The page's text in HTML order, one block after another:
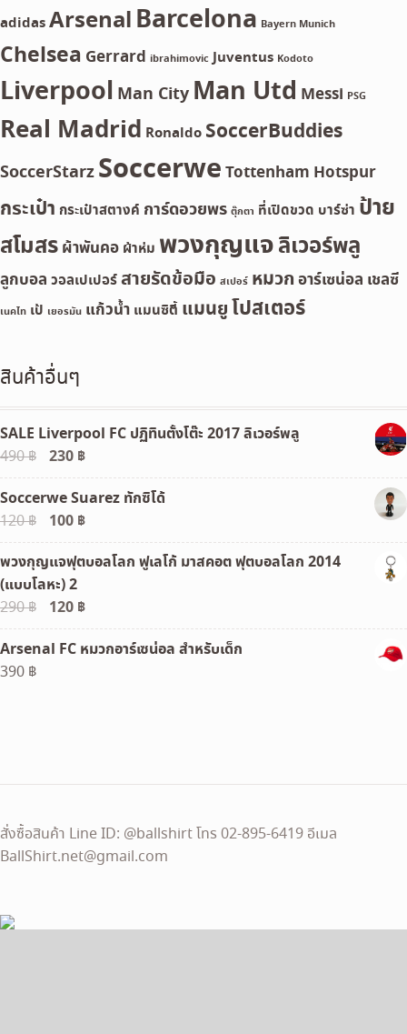
adidasArsenalBarcelona Bayern Munich
Chelsea Gerrard ibrahimovic Juventus Kodoto
Liverpool Man City Man Utd Messi PSG
Real Madrid Ronaldo SoccerBuddies
SoccerStarzSoccerwe Tottenham Hotspur
กระเป๋า กระเป๋าสตางค์ การ์ดอวยพร ตุ๊กตา ที่เปิดขวด บาร์ซ่า ป้าย
สโมสร ผ้าพันคอ ผ้าห่ม พวงกุญแจลิเวอร์พลู
ลูกบอล วอลเปเปอร์สายรัดข้อมือ สเปอร์ หมวก อาร์เซน่อล เชลซี
เนคไท เป้ เยอรมัน แก้วน้ำ แมนซิตี้ แมนยูโปสเตอร์
สินค้าอื่นๆ
SALE Liverpool FC ปฏิทินตั้งโต๊ะ 2017 ลิเวอร์พลู
490฿
Original
price
was:
490 ฿.
230 ฿Current
price
is:
230 ฿.
Soccerwe Suarez ทักซิโด้
120฿
Original
price
was:
120 ฿.
100 ฿Current
price
is:
พวงกุญแจฟุตบอลโลก ฟูเลโก้ มาสคอต ฟุตบอลโลก 2014
(แบบโลหะ) 2
290฿
Original
price
was:
120 ฿Current
price
is:
Arsenal FC หมวกอาร์เซน่อล สำหรับเด็ก
390 ฿
สั่งซื้อสินค้า Line ID: @ballshirt โทร 02-895-6419 อีเมล
BallShirt.net@gmail.com